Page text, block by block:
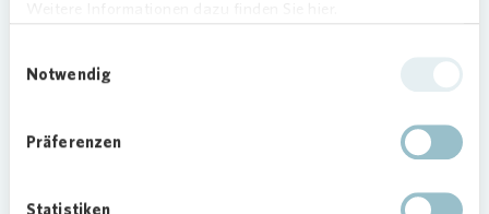
Notwendig
Präferenzen
Statistiken